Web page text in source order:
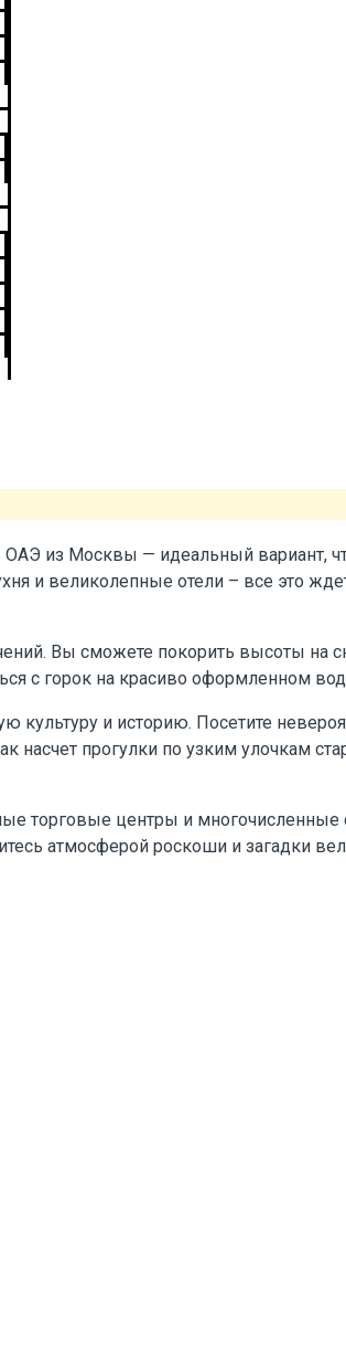
из Москвы — идеальный вариант,
и великолепные отели – все это
Вы сможете покорить высоты на
с горок на красиво оформленном
культуру и историю. Посетите
насчет прогулки по узким улочкам
торговые центры и многочисленные
атмосферой роскоши и загадки